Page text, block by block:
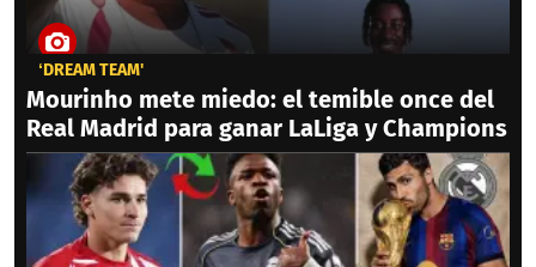
‘DREAM TEAM'
Mourinho mete miedo: el temible once del
Real Madrid para ganar LaLiga y Champions